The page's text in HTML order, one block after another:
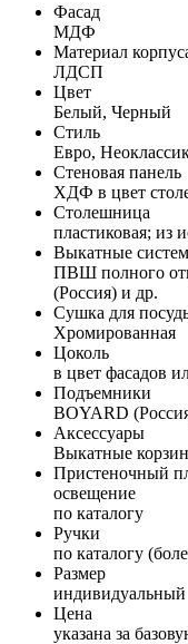
Фасад
МДФ
Материал
ЛДСП
Цвет
Белый, Черный
Стиль
Евро,
Стеновая панель
ХДФ в цвет
Столешница
пластиковая; из
Выкатные
ПВШ полного
(Россия) и др.
Сушка для
Хромированная
Цоколь
в цвет фасадов
Подъемники
BOYARD
Аксессуары
Выкатные
Пристеночный
освещение
по каталогу
Ручки
по каталогу
Размер
индивидуальный
Цена
указана за